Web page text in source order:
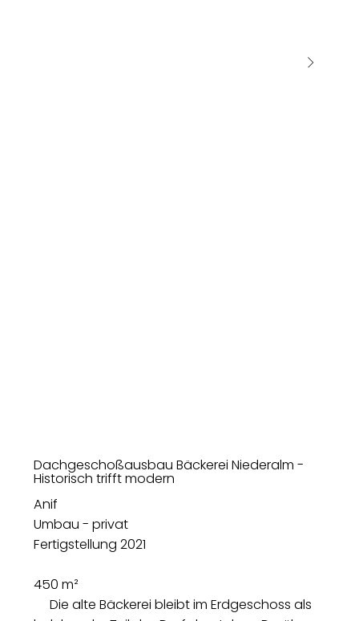
Dachgeschoßausbau Bäckerei Niederalm -
Historisch trifft modern
Anif
Umbau - privat
Fertigstellung 2021
450 m²
Die alte Bäckerei bleibt im Erdgeschoss als